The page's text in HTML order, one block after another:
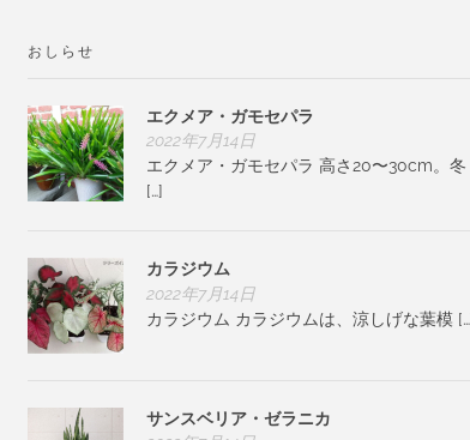
おしらせ
エクメア・ガモセパラ
2022年7月14日
エクメア・ガモセパラ 高さ20〜30cm。冬
[…]
カラジウム
2022年7月14日
カラジウム カラジウムは、涼しげな葉模
サンスベリア・ゼラニカ